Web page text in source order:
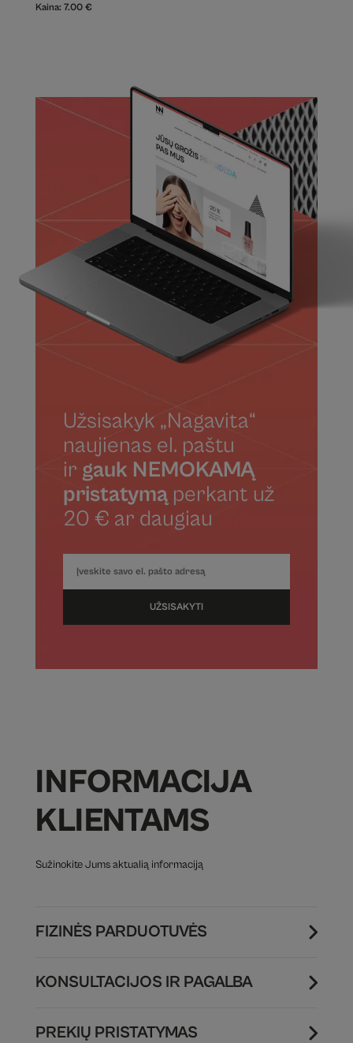
Kaina: 7.00 €
Užsisakyk „Nagavita“
naujienas el. paštu
ir gauk NEMOKAMĄ
pristatymąperkant už
20 € ar daugiau
UŽSISAKYTI
INFORMACIJA
KLIENTAMS
Sužinokite Jums aktualią informaciją
FIZINĖS PARDUOTUVĖS
KONSULTACIJOS IR PAGALBA
PREKIŲ PRISTATYMAS